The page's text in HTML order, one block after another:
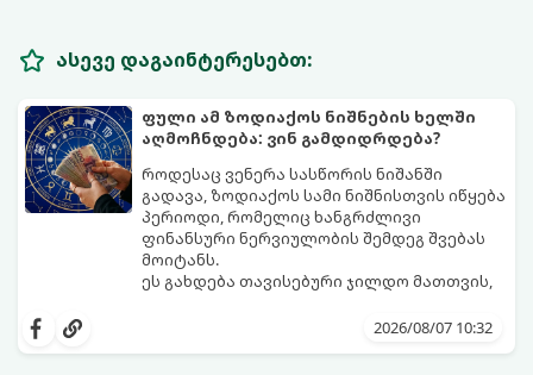
ასევე დაგაინტერესებთ:
ფული ამ ზოდიაქოს ნიშნების ხელში
აღმოჩნდება: ვინ გამდიდრდება?
როდესაც ვენერა სასწორის ნიშანში
გადავა, ზოდიაქოს სამი ნიშნისთვის იწყება
პერიოდი, რომელიც ხანგრძლივი
ფინანსური ნერვიულობის შემდეგ შვებას
მოიტანს.
ეს გახდება თავისებური ჯილდო მათთვის,
იჩენდა და სირთულეების მიუხედავად წინ
2026/08/07 10:32